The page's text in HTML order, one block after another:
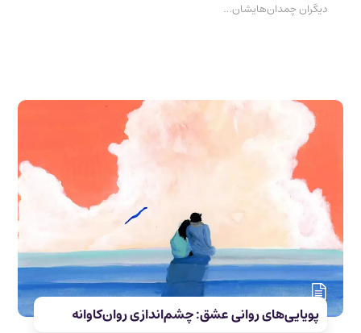
دیگران چمدان‌هایشان…
پویایی‌های روانی عشق: چشم‌اندازی روان‌کاوانه